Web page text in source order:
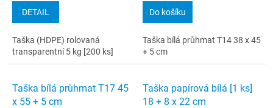
DETAIL
Taška (HDPE) rolovaná
transparentní 5 kg [200 ks]
Do košíku
Taška bílá průhmat T14 38 x 45
+ 5 cm
Taška bílá průhmat T17 45
x 55 + 5 cm
Taška papírová bílá [1 ks]
18 + 8 x 22 cm